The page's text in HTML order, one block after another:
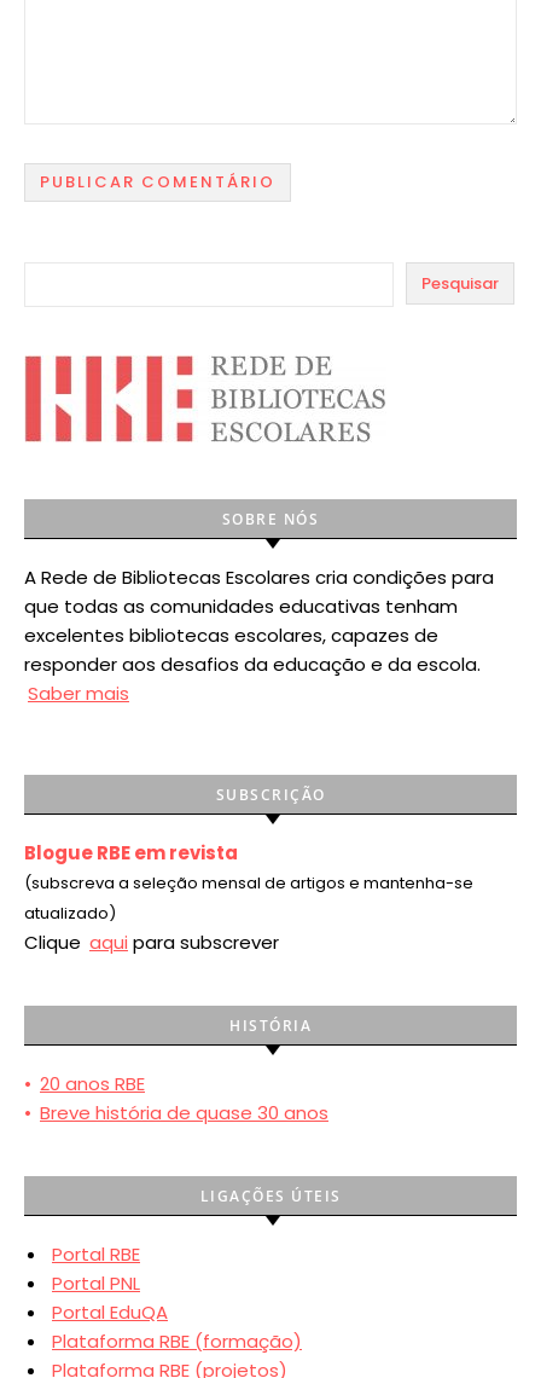
Pesquisar
SOBRE NÓS
A Rede de Bibliotecas Escolares cria condições para
que todas as comunidades educativas tenham
excelentes bibliotecas escolares, capazes de
responder aos desafios da educação e da escola.
Saber mais
SUBSCRIÇÃO
Blogue RBE em revista
(subscreva a seleção mensal de artigos e mantenha-se
atualizado)
Clique aqui para subscrever
HISTÓRIA
• 20 anos RBE
• Breve história de quase 30 anos
LIGAÇÕES ÚTEIS
Portal RBE
Portal PNL
Portal EduQA
Plataforma RBE (formação)
Plataforma RBE (projetos)